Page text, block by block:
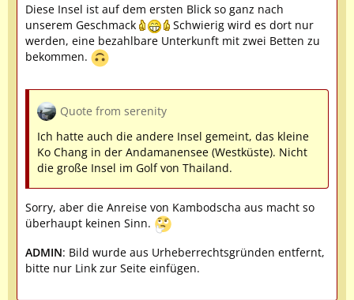
Diese Insel ist auf dem ersten Blick so ganz nach
unserem Geschmack
Schwierig wird es dort nur
werden, eine bezahlbare Unterkunft mit zwei Betten zu
bekommen.
Quote from serenity
Ich hatte auch die andere Insel gemeint, das kleine
Ko Chang in der Andamanensee (Westküste). Nicht
die große Insel im Golf von Thailand.
Sorry, aber die Anreise von Kambodscha aus macht so
überhaupt keinen Sinn.
ADMIN: Bild wurde aus Urheberrechtsgründen entfernt,
bitte nur Link zur Seite einfügen.